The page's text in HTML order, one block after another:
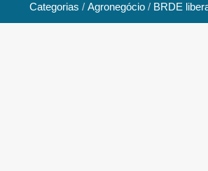
Categorias Agronegócio BRDE